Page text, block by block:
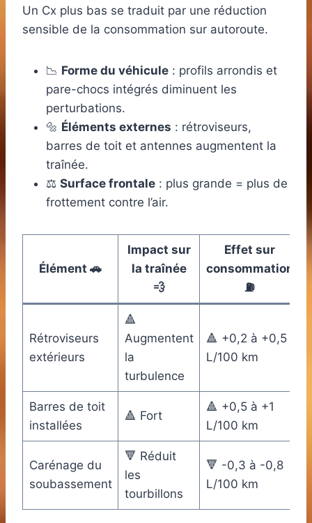
Un Cx plus bas se traduit par une réduction
sensible de la consommation sur autoroute.
📉 Forme du véhicule : profils arrondis et
pare-chocs intégrés diminuent les
perturbations.
🔩 Éléments externes : rétroviseurs,
barres de toit et antennes augmentent la
traînée.
⚖️ Surface frontale : plus grande = plus de
frottement contre l’air.
Élément 🚗
Impact sur
la traînée
💨
Effet sur
consommation
⛽
Rétroviseurs
extérieurs
🔺
Augmentent
la
turbulence
🔺 +0,2 à +0,5
L/100 km
Barres de toit
installées
🔺 Fort
🔺 +0,5 à +1
L/100 km
Carénage du
soubassement
🔻 Réduit
les
tourbillons
🔻 -0,3 à -0,8
L/100 km